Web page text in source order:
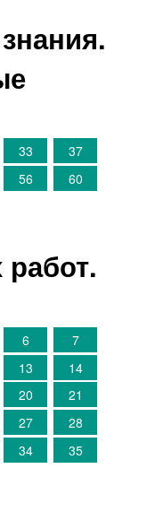
33
37
56 60
6
7
13
14
20
21
27
28
34
35